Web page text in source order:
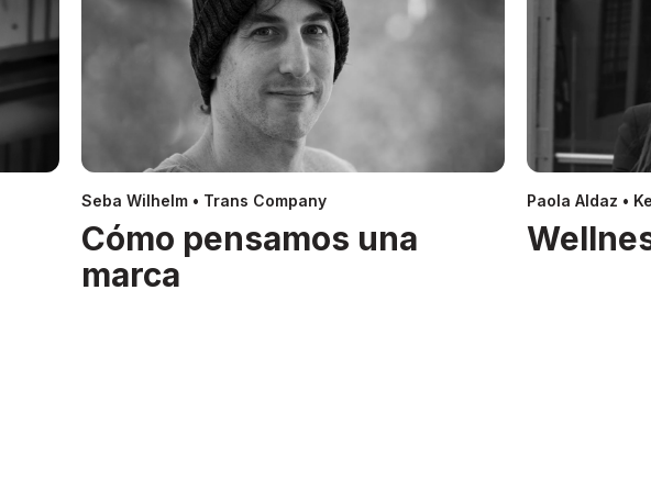
Seba Wilhelm • Trans Company
Cómo pensamos una
marca
Paola Aldaz •